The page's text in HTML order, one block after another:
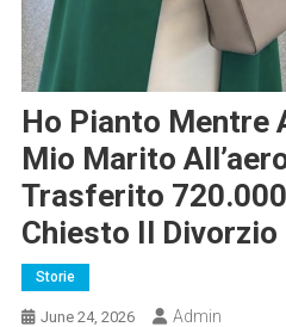
Ho Pianto Mentre
Mio Marito
Trasferito
Chiesto Il Divorzio
Storie
June 24, 2026 Admin